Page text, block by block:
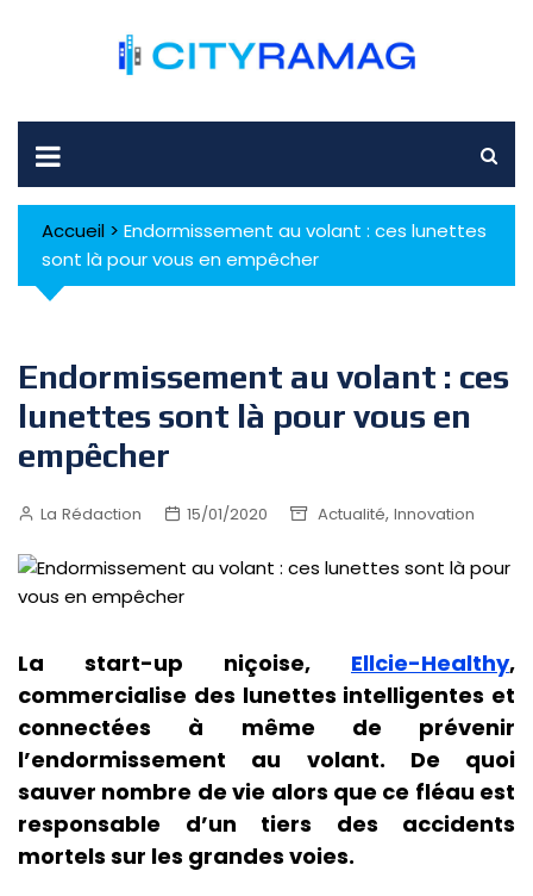
Accueil > Endormissement au volant : ces lunettes
sont là pour vous en empêcher
Endormissement au volant : ces
lunettes sont là pour vous en
empêcher
La Rédaction 15/01/2020 Actualité, Innovation
La start-up niçoise, Ellcie-Healthy,
commercialise des lunettes intelligentes et
connectées à même de prévenir
l’endormissement au volant. De quoi
sauver nombre de vie alors que ce fléau est
responsable d’un tiers des accidents
mortels sur les grandes voies.